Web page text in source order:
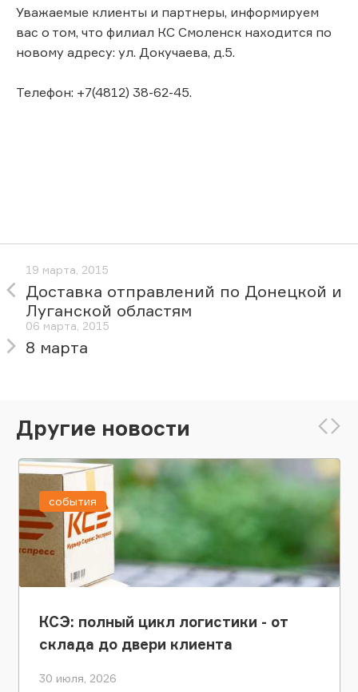
Уважаемые клиенты и партнеры, информируем
вас о том, что филиал КС Смоленск находится по
новому адресу: ул. Докучаева, д.5.
Телефон: +7(4812) 38-62-45.
19 марта, 2015
Доставка отправлений по Донецкой и
Луганской областям
06 марта, 2015
8 марта
Другие новости
КСЭ: полный цикл логистики - от
склада до двери клиента
30 июля, 2026
события